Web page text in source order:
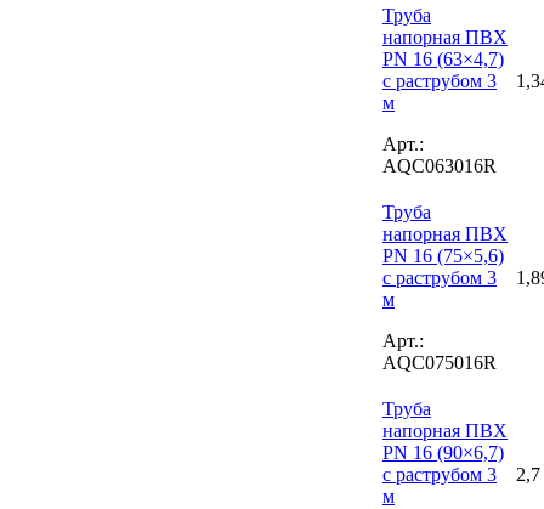
Труба
напорная ПВХ
PN 16 (63×4,7)
с раструбом 3
м
Арт.:
AQC063016R
Труба
напорная ПВХ
PN 16 (75×5,6)
с раструбом 3
м
Арт.:
AQC075016R
Труба
напорная ПВХ
PN 16 (90×6,7)
с раструбом 3
м
2,7